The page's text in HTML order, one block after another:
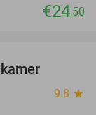
€24,50
9.8 star